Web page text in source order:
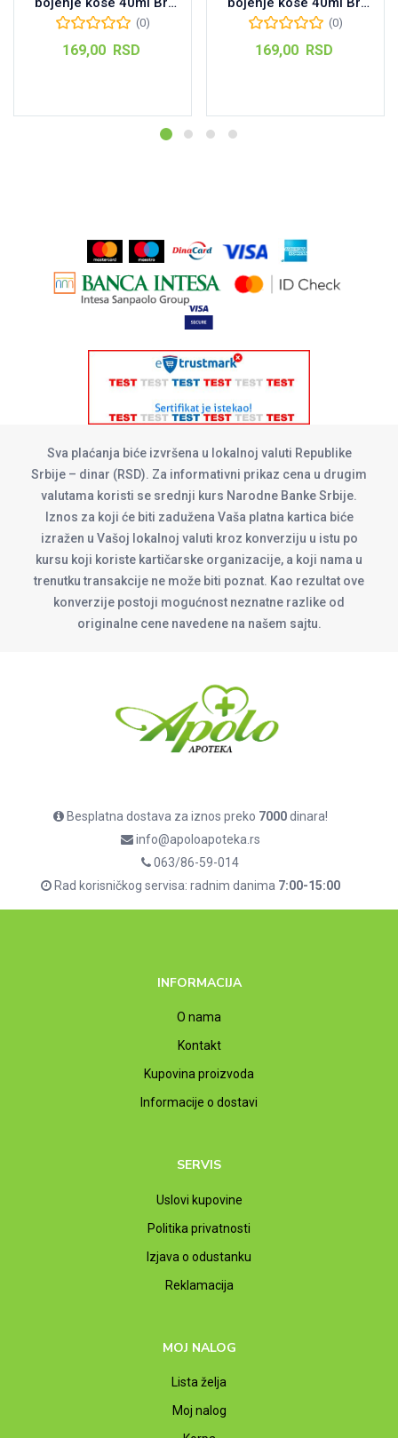
95 Chestnut(0)
169,00 RSD
91 Copper (0)
169,00 RSD
Sva plaćanja biće izvršena u lokalnoj valuti Republike
Srbije – dinar (RSD). Za informativni prikaz cena u drugim
valutama koristi se srednji kurs Narodne Banke Srbije.
Iznos za koji će biti zadužena Vaša platna kartica biće
izražen u Vašoj lokalnoj valuti kroz konverziju u istu po
kursu koji koriste kartičarske organizacije, a koji nama u
trenutku transakcije ne može biti poznat. Kao rezultat ove
konverzije postoji mogućnost neznatne razlike od
originalne cene navedene na našem sajtu.
Besplatna dostava za iznos preko 7000dinara!
info@apoloapoteka.rs
063/86-59-014
Rad korisničkog servisa: radnim danima 7:00-15:00
INFORMACIJA
O nama
Kontakt
Kupovina proizvoda
Informacije o dostavi
SERVIS
Uslovi kupovine
Politika privatnosti
Izjava o odustanku
Reklamacija
MOJ NALOG
Lista želja
Moj nalog